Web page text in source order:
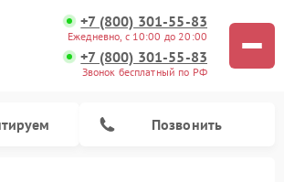
+7 (800) 301-55-83
Ежедневно, с 10:00 до 20:00
+7 (800) 301-55-83
Звонок бесплатный по РФ
Позвонить